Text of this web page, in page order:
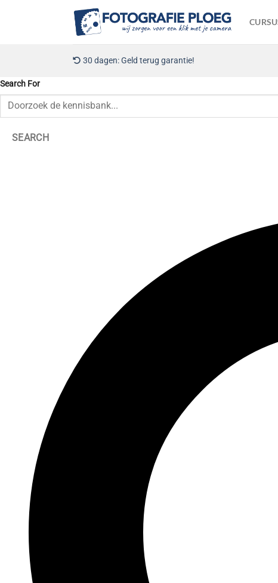
30 dagen: Geld terug garantie!
Search For
SEARCH